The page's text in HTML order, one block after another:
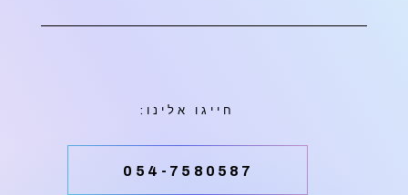
חייגו אלינו:
054-7580587